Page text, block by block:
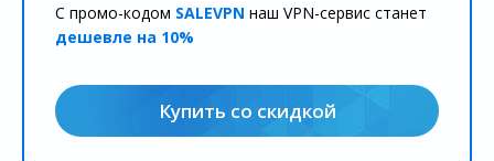
С промо-кодом SALEVPN наш VPN-сервис станет
дешевле на 10%
Купить со скидкой